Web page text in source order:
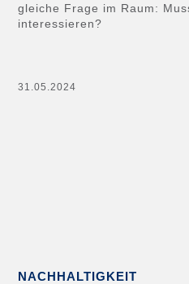
gleiche Frage im Raum:
interessieren?
31.05.2024
NACHHALTIGKEIT